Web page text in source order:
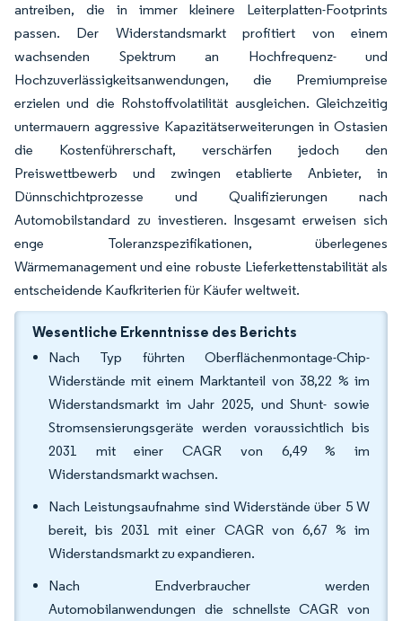
antreiben, die in immer kleinere Leiterplatten-Footprints
passen. Der Widerstandsmarkt profitiert von einem
wachsenden Spektrum an Hochfrequenz- und
Hochzuverlässigkeitsanwendungen, die Premiumpreise
erzielen und die Rohstoffvolatilität ausgleichen. Gleichzeitig
untermauern aggressive Kapazitätserweiterungen in Ostasien
die Kostenführerschaft, verschärfen jedoch den
Preiswettbewerb und zwingen etablierte Anbieter, in
Dünnschichtprozesse und Qualifizierungen nach
Automobilstandard zu investieren. Insgesamt erweisen sich
enge Toleranzspezifikationen, überlegenes
Wärmemanagement und eine robuste Lieferkettenstabilität als
entscheidende Kaufkriterien für Käufer weltweit.
Wesentliche Erkenntnisse des Berichts
Nach Typ führten Oberflächenmontage-Chip-
Widerstände mit einem Marktanteil von 38,22 % im
Widerstandsmarkt im Jahr 2025, und Shunt- sowie
Stromsensierungsgeräte werden voraussichtlich bis
2031 mit einer CAGR von 6,49 % im
Widerstandsmarkt wachsen.
Nach Leistungsaufnahme sind Widerstände über 5 W
bereit, bis 2031 mit einer CAGR von 6,67 % im
Widerstandsmarkt zu expandieren.
Nach Endverbraucher werden
Automobilanwendungen die schnellste CAGR von